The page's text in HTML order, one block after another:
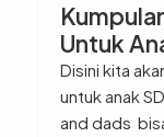
Untuk
Disini kita
untuk anak
and dads